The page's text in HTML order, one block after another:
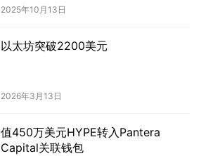
2025年10月13日
以太坊突破2200美元
2026年3月13日
值450万美元HYPE转入Pantera
Capital关联钱包